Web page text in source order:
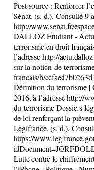
Post source : Renforcer
Sénat. (s. d.). Consulté 9
http://www.senat.fr/
DALLOZ Etudiant -
terrorisme en droit
l’adresse http://
sur-la-notion-de-
francais/h/
Définition du terrorisme
2016, à l’adresse http://
du-terrorisme Dossiers
de loi renforçant la
Legifrance. (s. d.).
https://
Lutte contre le